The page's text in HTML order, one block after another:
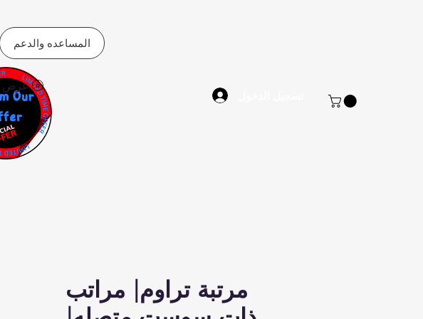
المساعده والدعم
عرض
مرتبة تراوم| مراتب